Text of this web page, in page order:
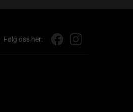
Følg oss her: